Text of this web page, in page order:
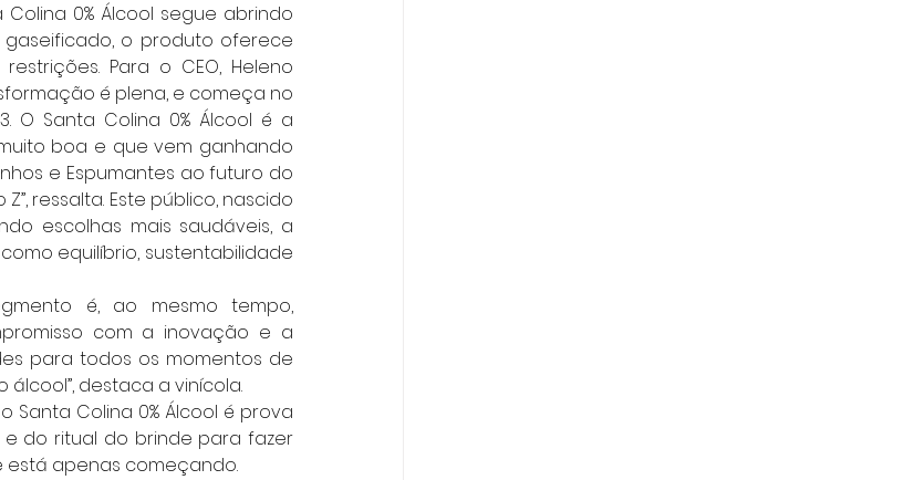
0% Álcool segue abrindo
o produto oferece
Para o CEO, Heleno
é plena, e começa no
O Santa Colina 0% Álcool é a
boa e que vem ganhando
e Espumantes ao futuro do
ressalta. Este público, nascido
escolhas mais saudáveis, a
equilíbrio, sustentabilidade
é, ao mesmo tempo,
com a inovação e a
para todos os momentos de
destaca a vinícola.
Colina 0% Álcool é prova
do ritual do brinde para fazer
está apenas começando.